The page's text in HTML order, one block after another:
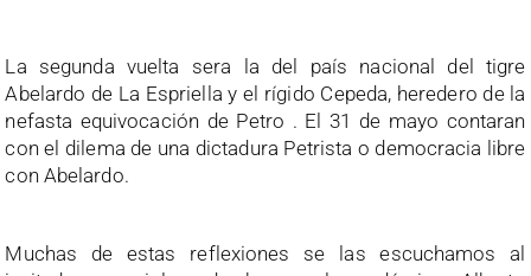
La segunda vuelta sera la del país nacional del tigre
Abelardo de La Espriella y el rígido Cepeda, heredero de la
nefasta equivocación de Petro . El 31 de mayo contaran
con el dilema de una dictadura Petrista o democracia libre
con Abelardo.
Muchas de estas reflexiones se las escuchamos al